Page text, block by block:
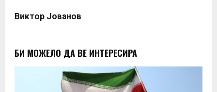
Bиктор Јованов
БИ МОЖЕЛО ДА ВЕ ИНТЕРЕСИРА